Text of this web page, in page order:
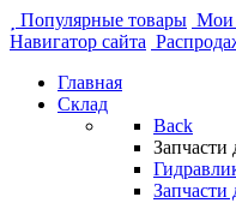
Популярные товары Мои
Навигатор сайта
Главная
Склад
Back
Запчасти
Запчасти